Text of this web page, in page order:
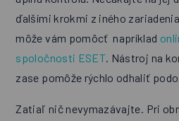
ďalšími krokmi z iného
môže vám pomôcť napríklad
spoločnosti ESET. Nástroj na
zase pomôže rýchlo odhaliť
Zatiaľ nič nevymazávajte. Pri